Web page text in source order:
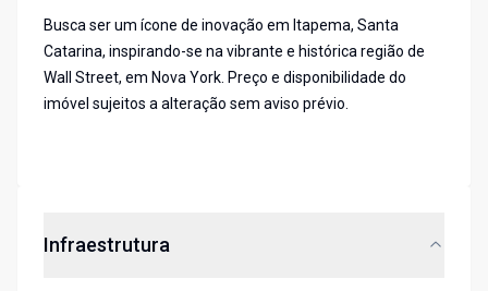
Busca ser um ícone de inovação em Itapema, Santa
Catarina, inspirando-se na vibrante e histórica região de
Wall Street, em Nova York. Preço e disponibilidade do
imóvel sujeitos a alteração sem aviso prévio.
Infraestrutura